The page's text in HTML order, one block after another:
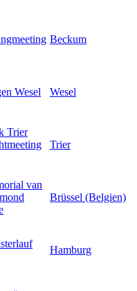
Beckum
Wesel Wesel
Trier
Trier
van
Brüssel (Belgien)
Hamburg